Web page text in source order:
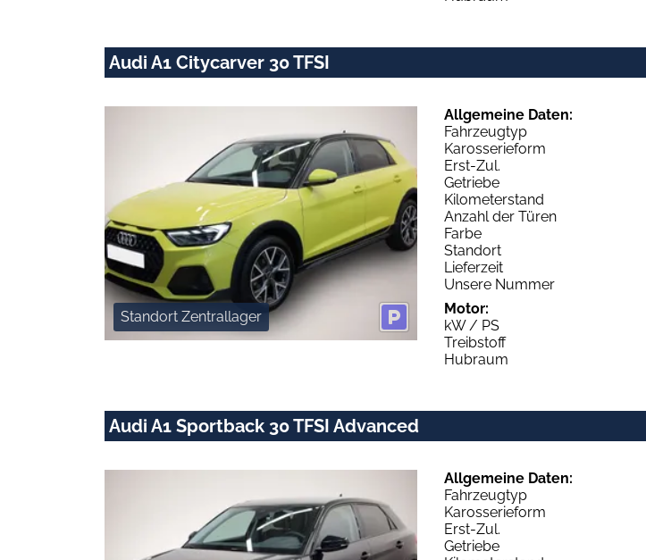
Audi A1 Citycarver 30 TFSI
Standort Zentrallager
Allgemeine Daten:
Fahrzeugtyp
Karosserieform
Erst-Zul.
Getriebe
Kilometerstand
Anzahl der Türen
Farbe
Standort
Lieferzeit
Unsere Nummer
Motor:
kW / PS
Treibstoff
Hubraum
Audi A1 Sportback 30 TFSI Advanced
Allgemeine Daten:
Fahrzeugtyp
Karosserieform
Erst-Zul.
Getriebe